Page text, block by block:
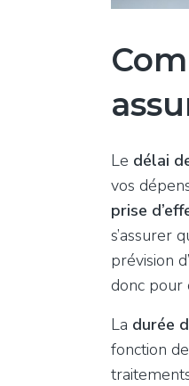
Le délai
vos
prise
s’assurer
prévision
donc pour
La durée
fonction